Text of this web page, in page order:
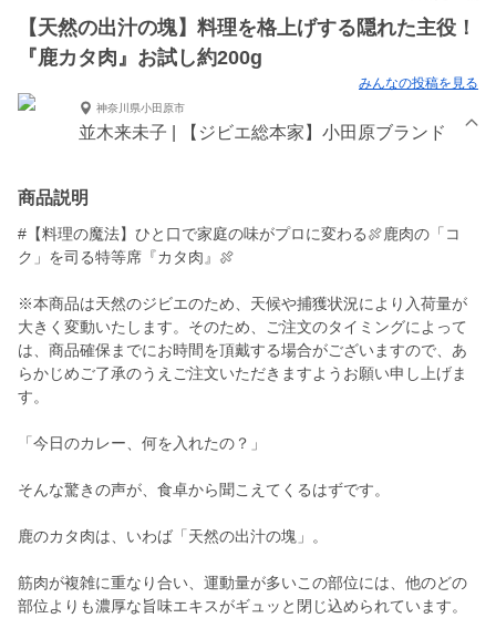
【天然の出汁の塊】料理を格上げする隠れた主役！
『鹿カタ肉』お試し約200g
みんなの投稿を見る
神奈川県小田原市
並木来未子 | 【ジビエ総本家】小田原ブランド
商品説明
#【料理の魔法】ひと口で家庭の味がプロに変わる🍖鹿肉の「コ
ク」を司る特等席『カタ肉』🍖
※本商品は天然のジビエのため、天候や捕獲状況により入荷量が
大きく変動いたします。そのため、ご注文のタイミングによって
は、商品確保までにお時間を頂戴する場合がございますので、あ
らかじめご了承のうえご注文いただきますようお願い申し上げま
す。
「今日のカレー、何を入れたの？」
そんな驚きの声が、食卓から聞こえてくるはずです。
鹿のカタ肉は、いわば「天然の出汁の塊」。
筋肉が複雑に重なり合い、運動量が多いこの部位には、他のどの
部位よりも濃厚な旨味エキスがギュッと閉じ込められています。